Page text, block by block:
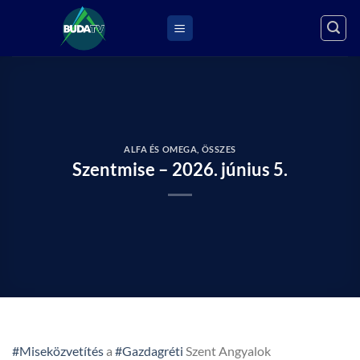
ALFA ÉS OMEGA ÖSSZES
Szentmise – 2026. június 5.
#Miseközvetítésa #Gazdagréti Szent Angyalok